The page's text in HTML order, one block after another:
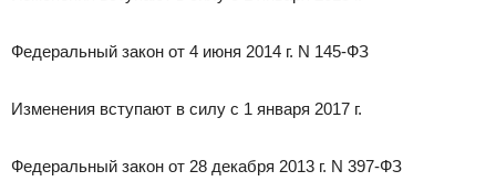
Федеральный закон от 4 июня 2014 г. N 145-ФЗ
Изменения вступают в силу с 1 января 2017 г.
Федеральный закон от 28 декабря 2013 г. N 397-ФЗ